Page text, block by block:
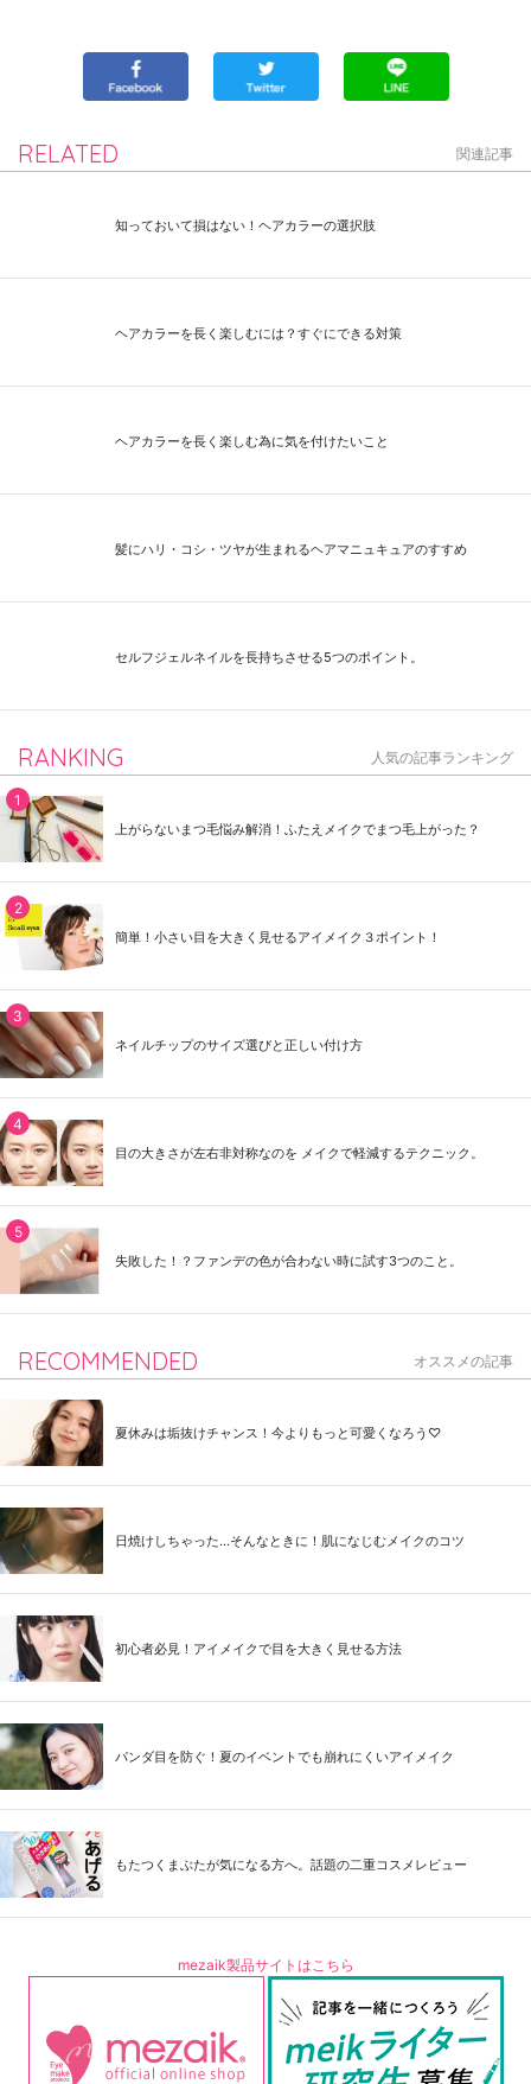
RELATED 関連記事
知っておいて損はない！ヘアカラーの選択肢
ヘアカラーを長く楽しむには？すぐにできる対策
ヘアカラーを長く楽しむ為に気を付けたいこと
髪にハリ・コシ・ツヤが生まれるヘアマニュキュアのすすめ
セルフジェルネイルを長持ちさせる5つのポイント。
RANKING 人気の記事ランキング
上がらないまつ毛悩み解消！ふたえメイクでまつ毛上がった？
簡単！小さい目を大きく見せるアイメイク３ポイント！
ネイルチップのサイズ選びと正しい付け方
目の大きさが左右非対称なのを メイクで軽減するテクニック。
失敗した！？ファンデの色が合わない時に試す3つのこと。
RECOMMENDED オススメの記事
夏休みは垢抜けチャンス！今よりもっと可愛くなろう♡
日焼けしちゃった...そんなときに！肌になじむメイクのコツ
初心者必見！アイメイクで目を大きく見せる方法
パンダ目を防ぐ！夏のイベントでも崩れにくいアイメイク
もたつくまぶたが気になる方へ。話題の二重コスメレビュー
mezaik製品サイトはこちら